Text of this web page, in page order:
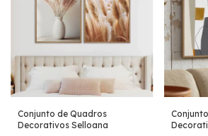
Conjunto de Quadros
Decorativos Selloana